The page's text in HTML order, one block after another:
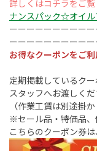
詳しくはコチラをご
ナンスパック☆オイ
ーーーーーーーーー
ーーーーーーーーーー
お得なクーポンをご利
定期掲載しているク
スタッフへお渡しくだ
（作業工賃は別途掛か
※セール品・特価品、
こちらのクーポン券